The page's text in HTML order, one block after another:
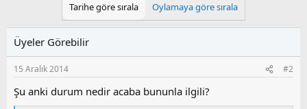
Tarihe göre sırala Oylamaya göre sırala
Üyeler Görebilir
15 Aralık 2014 #2
Şu anki durum nedir acaba bununla ilgili?